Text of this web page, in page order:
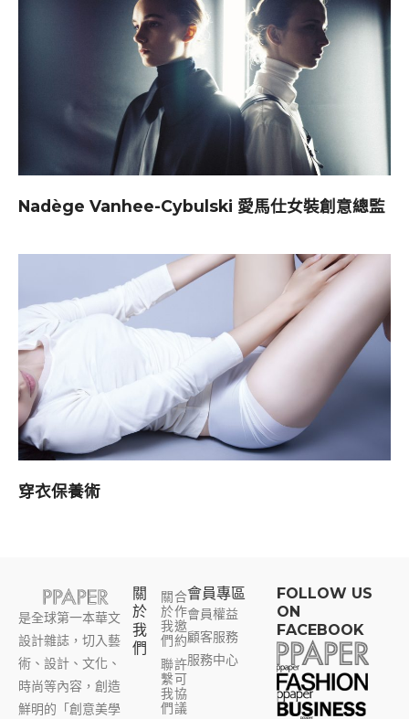
Nadège Vanhee-Cybulski 愛馬仕女裝創意總監
穿衣保養術
是全球第一本華文
設計雜誌，切入藝
術、設計、文化、
時尚等內容，創造
鮮明的「創意美學
關
於
我
們
關
於
我
們
聯
繫
我
們
合
作
邀
約
許
可
協
議
會員專區​
會員權益
顧客服務
服務中心
FOLLOW US
ON
FACEBOOK